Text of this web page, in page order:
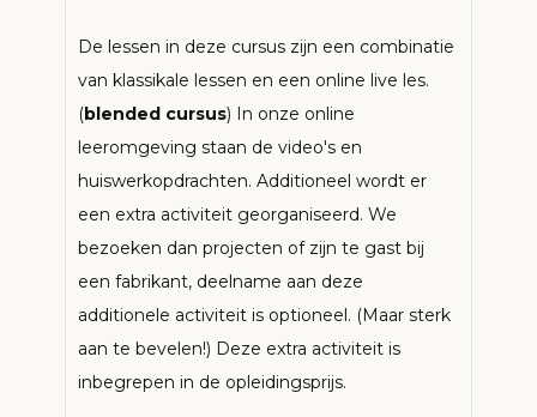
De lessen in deze cursus zijn een combinatie
van klassikale lessen en een online live les.
(blended cursus) In onze online
leeromgeving staan de video's en
huiswerkopdrachten. Additioneel wordt er
een extra activiteit georganiseerd. We
bezoeken dan projecten of zijn te gast bij
een fabrikant, deelname aan deze
additionele activiteit is optioneel. (Maar sterk
aan te bevelen!) Deze extra activiteit is
inbegrepen in de opleidingsprijs.